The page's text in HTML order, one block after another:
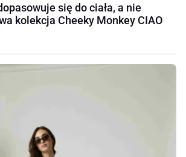
się do ciała, a nie
kolekcja Cheeky Monkey CIAO